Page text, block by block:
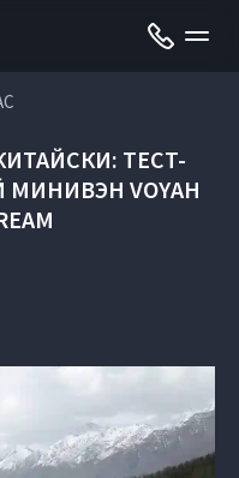
ТЕСТ-
VOYAH